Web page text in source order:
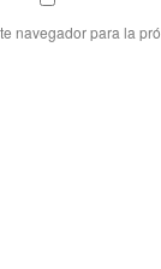
navegador para la